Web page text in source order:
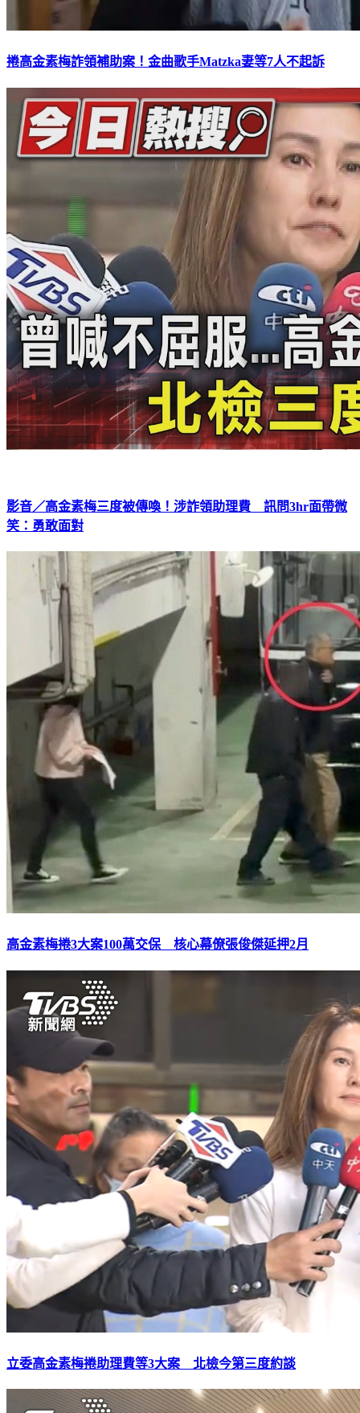
捲高金素梅詐領補助案！金曲歌手Matzka妻等7人不起訴
影音／高金素梅三度被傳喚！涉詐領助理費 訊問3hr面帶微
笑：勇敢面對
高金素梅捲3大案100萬交保 核心幕僚張俊傑延押2月
立委高金素梅捲助理費等3大案 北檢今第三度約談